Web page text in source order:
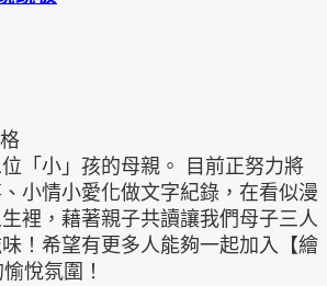
「小」孩的母親。 目前正努力將
小情小愛化做文字紀錄，在看似漫
裡，藉著親子共讀讓我們母子三人
！希望有更多人能夠一起加入【繪
悅氛圍！